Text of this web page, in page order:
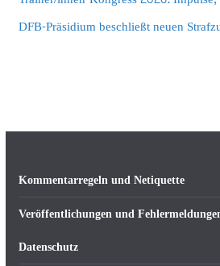
DFB-Präsidium beschließt neuen
Kommentarregeln und Netiquette
Veröffentlichungen und
Datenschutz